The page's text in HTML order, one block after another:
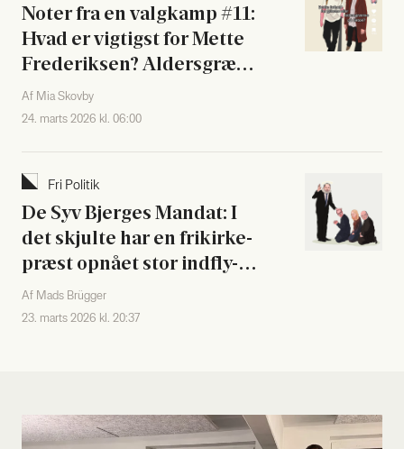
Noter fra en valg­kamp #11:
Hvad er vig­tigst for Met­te
Fre­de­rik­sen? Alders­græn­
se på Tik­Tok eller svi­ne­
ne?
Af Mia Skovby
24. marts 2026 kl. 06:00
Fri Poli­tik
De Syv Bjer­ges Man­dat: I
det skjul­te har en frikir­ke­
præst opnå­et stor ind­fly­
del­se i Fol­ke­tin­get
Af Mads Brügger
23. marts 2026 kl. 20:37